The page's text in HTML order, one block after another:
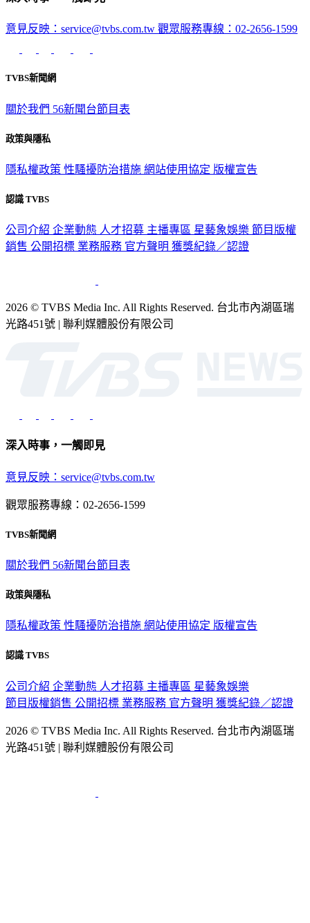
意見反映：service@tvbs.com.tw 觀眾服務專線：02-2656-1599
TVBS新聞網
關於我們 56新聞台節目表
政策與隱私
隱私權政策 性騷擾防治措施 網站使用協定 版權宣告
認識 TVBS
公司介紹 企業動態 人才招募 主播專區 星藝象娛樂 節目版權
銷售 公開招標 業務服務 官方聲明 獲獎紀錄／認證
2026 © TVBS Media Inc. All Rights Reserved. 台北市內湖區瑞
光路451號 | 聯利媒體股份有限公司
深入時事，一觸即見
意見反映：service@tvbs.com.tw
觀眾服務專線：02-2656-1599
TVBS新聞網
關於我們 56新聞台節目表
政策與隱私
隱私權政策 性騷擾防治措施 網站使用協定 版權宣告
認識 TVBS
公司介紹 企業動態 人才招募 主播專區 星藝象娛樂
節目版權銷售 公開招標 業務服務 官方聲明 獲獎紀錄／認證
2026 © TVBS Media Inc. All Rights Reserved. 台北市內湖區瑞
光路451號 | 聯利媒體股份有限公司